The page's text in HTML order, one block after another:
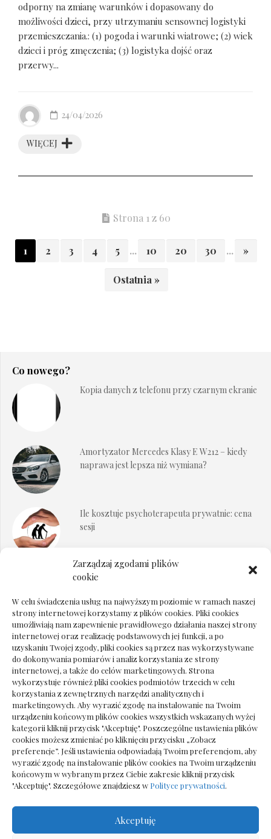
Zarządzaj zgodami plików
cookie
W celu świadczenia usług na najwyższym poziomie w ramach naszej
strony internetowej korzystamy z plików cookies. Pliki cookies
umożliwiają nam zapewnienie prawidłowego działania naszej strony
internetowej oraz realizację podstawowych jej funkcji, a po
uzyskaniu Twojej zgody, pliki cookies są przez nas wykorzystywane
do dokonywania pomiarów i analiz korzystania ze strony
internetowej, a także do celów marketingowych. Strona
wykorzystuje również pliki cookies podmiotów trzecich w celu
korzystania z zewnętrznych narzędzi analitycznych i
marketingowych. Aby wyrazić zgodę na instalowanie na Twoim
urządzeniu końcowym plików cookies wszystkich wskazanych wyżej
kategorii kliknij przycisk "Akceptuję". Poszczególne ustawienia plików
cookies możesz zmieniać po kliknięciu przycisku „Zobacz
preferencje”. Jeśli ustawienia odpowiadają Twoim preferencjom, aby
wyrazić zgodę na instalowanie plików cookies na Twoim urządzeniu
końcowym w wybranym przez Ciebie zakresie kliknij przycisk
"Akceptuję". Szczegółowe znajdziesz w Polityce prywatności.
Akceptuję
odporny na zmianę warunków i dopasowany do
możliwości dzieci, przy utrzymaniu sensownej logistyki
przemieszczania.: (1) pogoda i warunki wiatrowe; (2) wiek
dzieci i próg zmęczenia; (3) logistyka dojść oraz
przerwy...
WIĘCEJ
24/04/2026
Strona 1 z 60
1 2 3 4 5 ... 10 20 30 ... »
Ostatnia »
Co nowego?
Kopia danych z telefonu przy czarnym ekranie
Amortyzator Mercedes Klasy E W212 – kiedy
naprawa jest lepsza niż wymiana?
Ile kosztuje psychoterapeuta prywatnie: cena
sesji
Dokumenty do odbioru przy zmianie biura
Deska podłogowa do salonu: jak wybrać bez
pośpiechu